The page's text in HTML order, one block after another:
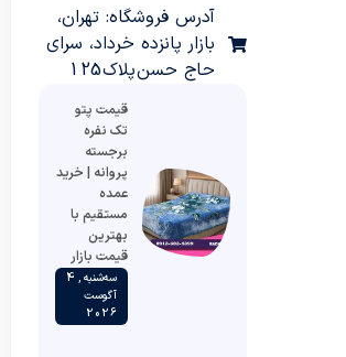
آدرس فروشگاه: تهران،
بازار پانزده خرداد، سرای
حاج حسن پلاک 125
قیمت پتو
تک نفره
برجسته
پروانه | خرید
عمده
مستقیم با
بهترین
قیمت بازار
سه‌شنبه , 4
آگوست
2026